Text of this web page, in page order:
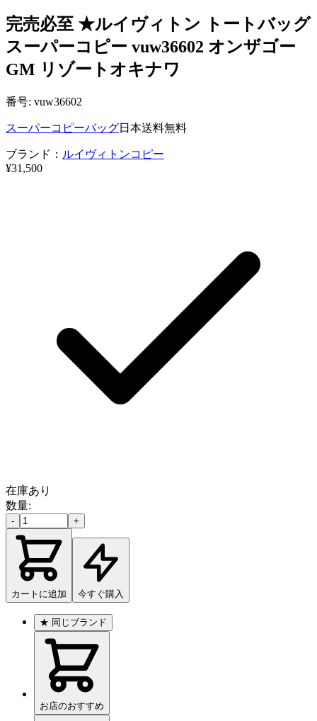
完売必至 ★ルイヴィトン トートバッグ
スーパーコピー vuw36602 オンザゴー ​
GM リゾートオキナワ
番号: vuw36602
スーパーコピーバッグ日本送料無料
ブランド： ルイヴィトンコピー
¥31,500
在庫あり
数量:
- +
カートに追加 今すぐ購入
★ 同じブランド
お店のおすすめ